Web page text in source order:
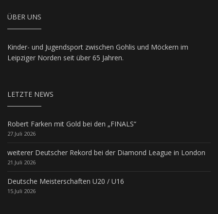
ÜBER UNS
Kinder- und Jugendsport zwischen Gohlis und Möckern im
Leipziger Norden seit über 65 Jahren.
LETZTE NEWS
Robert Farken mit Gold bei den „FINALS“
27.Juli 2026
weiterer Deutscher Rekord bei der Diamond League in London
21.Juli 2026
Deutsche Meisterschaften U20 / U16
15.Juli 2026